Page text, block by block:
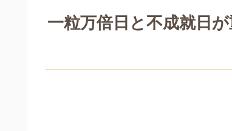
一粒万倍日と不成就日